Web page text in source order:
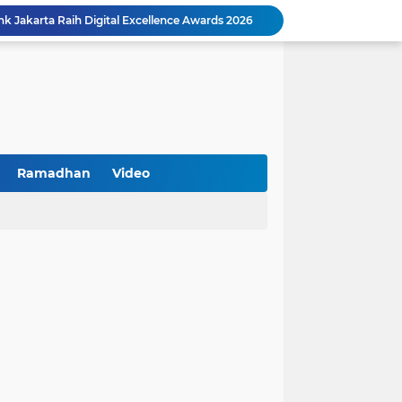
Jakarta Raih Digital Excellence Awards 2026
Peringatan HAN 2026, Pemerintah Pusat Apresiasi Komitmen Surabaya Penuhi Hak dan Lindungi Anak
Kikin Siapkan Program untuk Memajukan NU
Ramadhan Video